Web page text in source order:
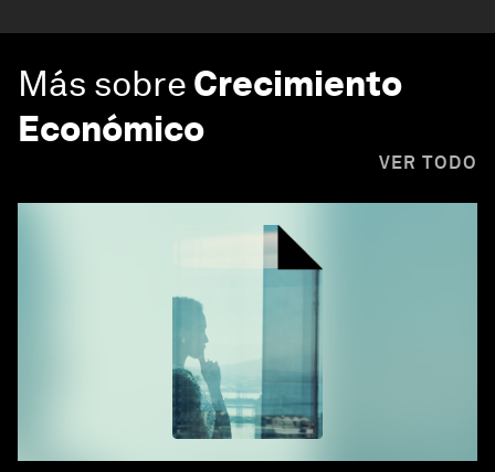
Más sobre Crecimiento
Económico
VER TODO